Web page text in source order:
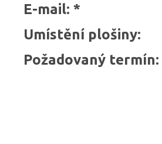
E-mail: *
Umístění plošiny:
Požadovaný termín: